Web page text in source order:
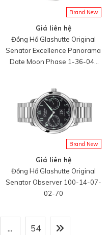
Brand New
Giá liên hệ
Đồng Hồ Glashutte Original
Senator Excellence Panorama
Date Moon Phase 1-36-04-
Brand New
Giá liên hệ
Đồng Hồ Glashutte Original
Senator Observer 100-14-07-
02-70
... 54